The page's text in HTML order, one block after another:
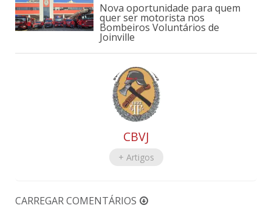
Nova oportunidade para quem
quer ser motorista nos
Bombeiros Voluntários de
Joinville
CBVJ
+ Artigos
CARREGAR COMENTÁRIOS